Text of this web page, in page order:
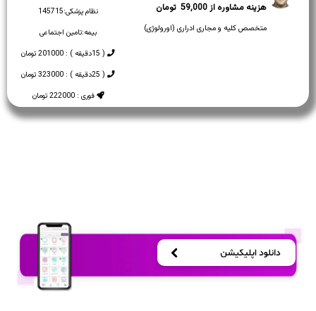
نظام پزشکی:145715
بیمه:تامین اجتماعی
( 15دقیقه ) : 201000 تومان
( 25دقیقه ) : 323000 تومان
فوری : 222000 تومان
59,000
متخصص کلیه و مجاری ادراری (اورولوژی)